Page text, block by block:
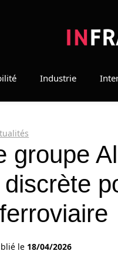
Industrie
groupe
le 18/04/2026